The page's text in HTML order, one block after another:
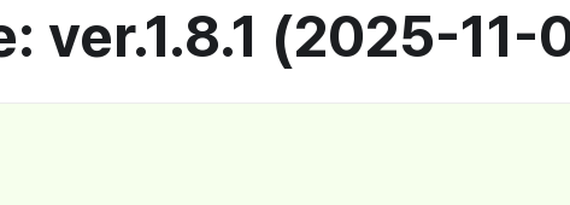
ver.1.8.1 (2025-11-